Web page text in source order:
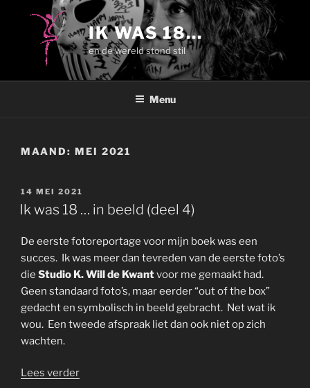
IK WAS 18…
en de wereld stond stil
Menu
MAAND: MEI 2021
GEPLAATST
OP
14 MEI 2021
Ik was 18 … in beeld (deel 4)
De eerste fotoreportage voor mijn boek was een
succes. Ik was meer dan tevreden van de eerste foto’s
die Studio K. Will de Kwantvoor me gemaakt had.
Geen standaard foto’s, maar eerder “out of the box”
gedacht en symbolisch in beeld gebracht. Net wat ik
wou. Een tweede afspraak liet dan ook niet op zich
wachten.
Lees verder“Ik